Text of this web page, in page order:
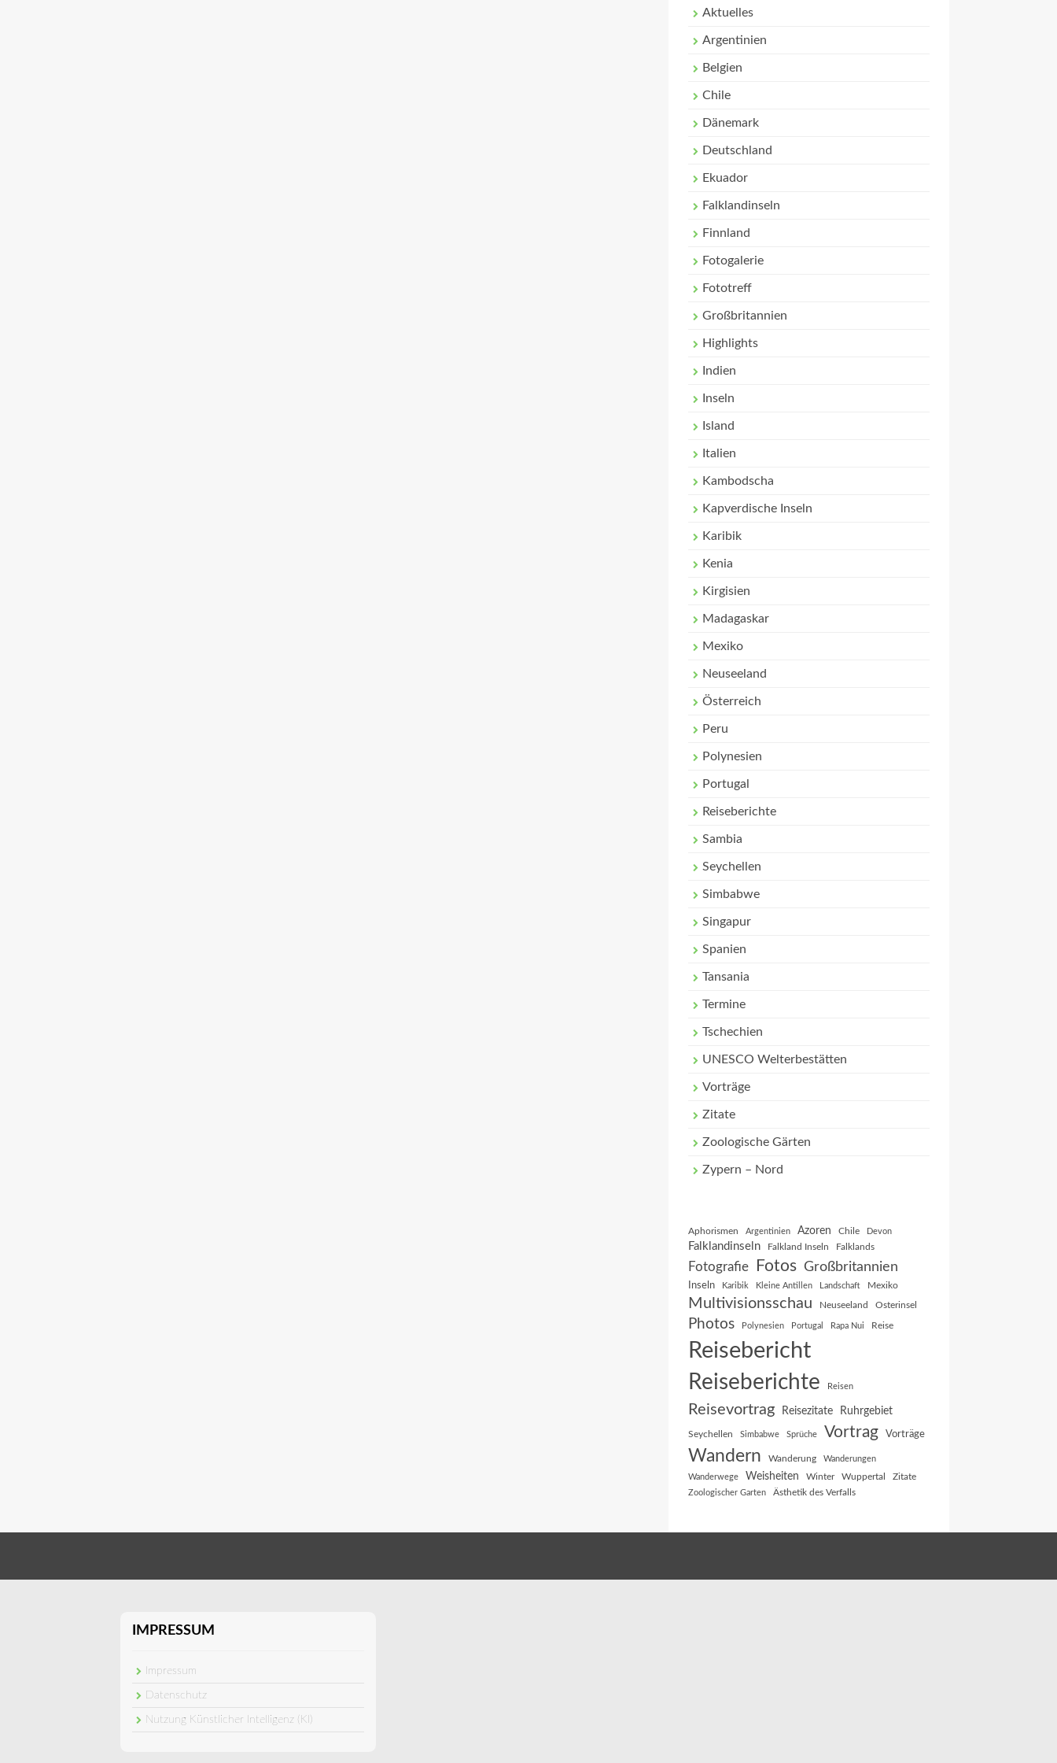
Aktuelles
Argentinien
Belgien
Chile
Dänemark
Deutschland
Ekuador
Falklandinseln
Finnland
Fotogalerie
Fototreff
Großbritannien
Highlights
Indien
Inseln
Island
Italien
Kambodscha
Kapverdische Inseln
Karibik
Kenia
Kirgisien
Madagaskar
Mexiko
Neuseeland
Österreich
Peru
Polynesien
Portugal
Reiseberichte
Sambia
Seychellen
Simbabwe
Singapur
Spanien
Tansania
Termine
Tschechien
UNESCO Welterbestätten
Vorträge
Zitate
Zoologische Gärten
Zypern – Nord
Aphorismen Argentinien Azoren Chile Devon
Falklandinseln Falkland Inseln Falklands
Fotografie Fotos Großbritannien
Inseln Karibik Kleine Antillen Landschaft Mexiko
Multivisionsschau Neuseeland Osterinsel
Photos Polynesien Portugal Rapa Nui Reise
Reisebericht
Reiseberichte Reisen
Reisevortrag Reisezitate Ruhrgebiet
Seychellen Simbabwe Sprüche Vortrag Vorträge
Wandern Wanderung Wanderungen
Wanderwege Weisheiten Winter Wuppertal Zitate
Zoologischer Garten Ästhetik des Verfalls
IMPRESSUM
Impressum
Datenschutz
Nutzung Künstlicher Intelligenz (KI)